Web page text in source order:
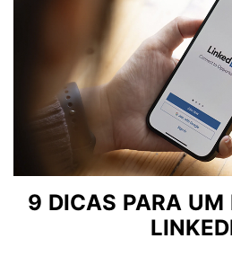
VOLTE A SER 10
PROMOÇÕES
9 DICAS PARA UM